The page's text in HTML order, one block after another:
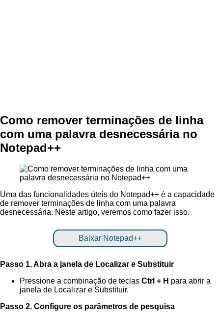
Como remover terminações de linha
com uma palavra desnecessária no
Notepad++
Uma das funcionalidades úteis do Notepad++ é a capacidade
de remover terminações de linha com uma palavra
desnecessária. Neste artigo, veremos como fazer isso.
Baixar Notepad++
Passo 1. Abra a janela de Localizar e Substituir
Pressione a combinação de teclas Ctrl + H para abrir a
janela de Localizar e Substituir.
Passo 2. Configure os parâmetros de pesquisa